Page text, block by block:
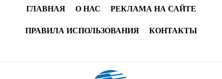
институционализации процесса нормализации
между Азербайджаном и Арменией — Цукерман
17:00 8 августа 2026
Хикмет Гаджиев поделился публикацией в связи с
годовщиной Вашингтонского саммита (ВИДЕО)
ГЛАВНАЯ О НАС РЕКЛАМА НА САЙТЕ
ПРАВИЛА ИСПОЛЬЗОВАНИЯ КОНТАКТЫ